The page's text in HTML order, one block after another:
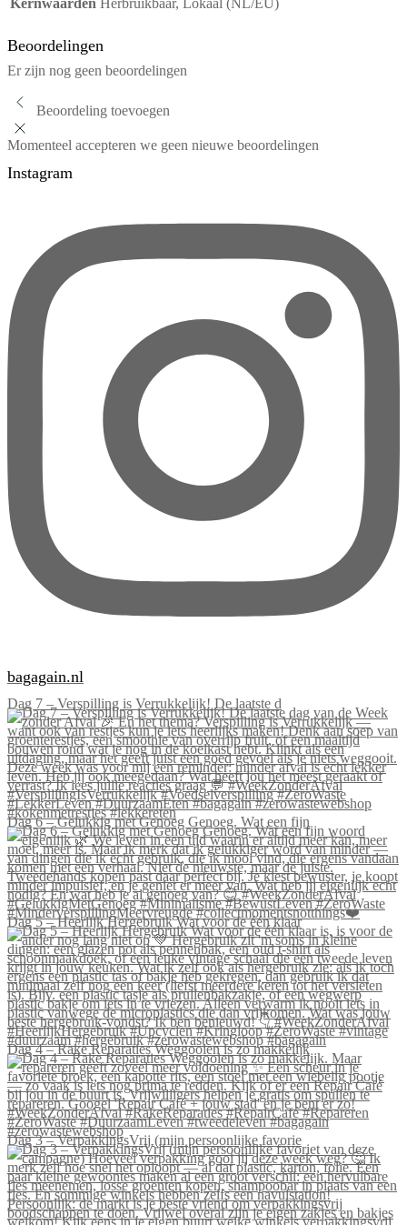
Kernwaarden Herbruikbaar, Lokaal (NL/EU)
Beoordelingen
Er zijn nog geen beoordelingen
Beoordeling toevoegen
Momenteel accepteren we geen nieuwe beoordelingen
Instagram
bagagain.nl
Dag 7 – Verspilling is Verrukkelijk! De laatste d
Dag 6 – Gelukkig met Genoeg Genoeg. Wat een fijn
Dag 5 – Heerlijk Hergebruik Wat voor de één klaar
Dag 4 – Rake Reparaties Weggooien is zo makkelijk
Dag 3 – VerpakkingsVrij (mijn persoonlijke favorie